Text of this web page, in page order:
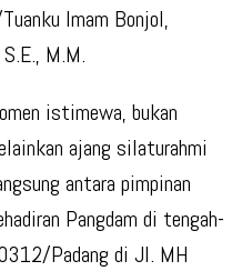
Imam Bonjol,
M.M.
istimewa, bukan
ajang silaturahmi
antara pimpinan
Pangdam di tengah-
Padang di Jl. MH